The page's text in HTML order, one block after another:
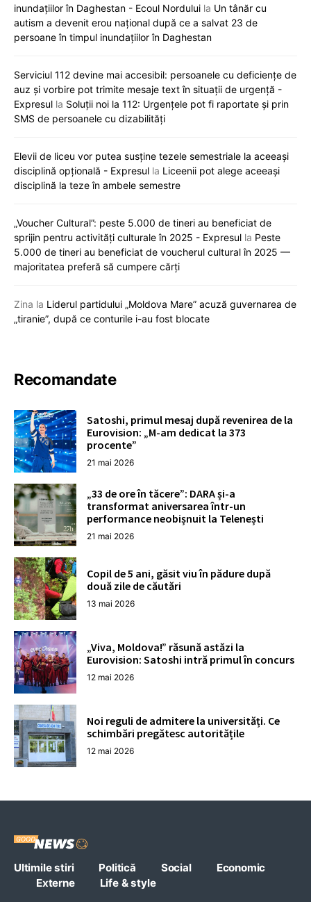
inundațiilor în Daghestan - Ecoul Nordului la Un tânăr cu
autism a devenit erou național după ce a salvat 23 de
persoane în timpul inundațiilor în Daghestan
Serviciul 112 devine mai accesibil: persoanele cu deficiențe de
auz și vorbire pot trimite mesaje text în situații de urgență -
Expresul la Soluții noi la 112: Urgențele pot fi raportate și prin
SMS de persoanele cu dizabilități
Elevii de liceu vor putea susține tezele semestriale la aceeași
disciplină opțională - Expresul la Liceenii pot alege aceeași
disciplină la teze în ambele semestre
„Voucher Cultural”: peste 5.000 de tineri au beneficiat de
sprijin pentru activități culturale în 2025 - Expresul la Peste
5.000 de tineri au beneficiat de voucherul cultural în 2025 —
majoritatea preferă să cumpere cărți
Zina la Liderul partidului „Moldova Mare” acuză guvernarea de
„tiranie”, după ce conturile i-au fost blocate
Recomandate
Satoshi, primul mesaj după revenirea de la
Eurovision: „M-am dedicat la 373
procente”
21 mai 2026
„33 de ore în tăcere”: DARA și-a
transformat aniversarea într-un
performance neobișnuit la Telenești
21 mai 2026
Copil de 5 ani, găsit viu în pădure după
două zile de căutări
13 mai 2026
„Viva, Moldova!” răsună astăzi la
Eurovision: Satoshi intră primul în concurs
12 mai 2026
Noi reguli de admitere la universități. Ce
schimbări pregătesc autoritățile
12 mai 2026
Ultimile stiri Politică Social
Economic
Externe
Life & style